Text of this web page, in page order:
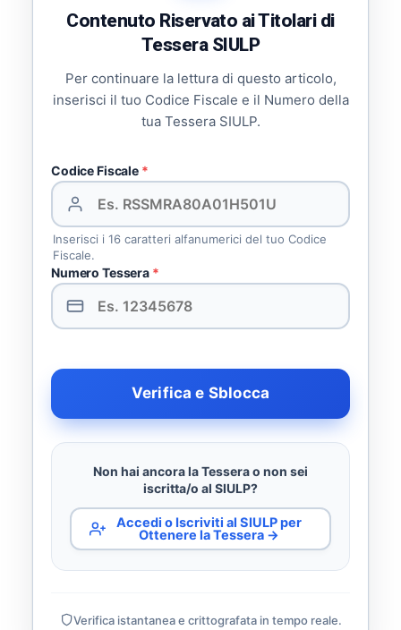
Contenuto Riservato ai Titolari di
Tessera SIULP
Per continuare la lettura di questo articolo,
inserisci il tuo Codice Fiscale e il Numero della
tua Tessera SIULP.
Codice Fiscale *
Inserisci i 16 caratteri alfanumerici del tuo Codice
Fiscale.
Numero Tessera *
Verifica e Sblocca
Non hai ancora la Tessera o non sei
iscritta/o al SIULP?
Accedi o Iscriviti al SIULP per
Ottenere la Tessera →
Verifica istantanea e crittografata in tempo reale.